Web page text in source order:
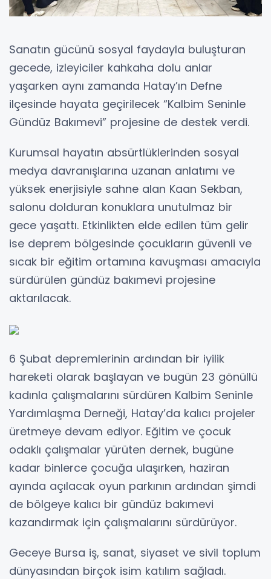
Sanatın gücünü sosyal faydayla buluşturan
gecede, izleyiciler kahkaha dolu anlar
yaşarken aynı zamanda Hatay’ın Defne
ilçesinde hayata geçirilecek “Kalbim Seninle
Gündüz Bakımevi” projesine de destek verdi.
Kurumsal hayatın absürtlüklerinden sosyal
medya davranışlarına uzanan anlatımı ve
yüksek enerjisiyle sahne alan Kaan Sekban,
salonu dolduran konuklara unutulmaz bir
gece yaşattı. Etkinlikten elde edilen tüm gelir
ise deprem bölgesinde çocukların güvenli ve
sıcak bir eğitim ortamına kavuşması amacıyla
sürdürülen gündüz bakımevi projesine
aktarılacak.
6 Şubat depremlerinin ardından bir iyilik
hareketi olarak başlayan ve bugün 23 gönüllü
kadınla çalışmalarını sürdüren Kalbim Seninle
Yardımlaşma Derneği, Hatay’da kalıcı projeler
üretmeye devam ediyor. Eğitim ve çocuk
odaklı çalışmalar yürüten dernek, bugüne
kadar binlerce çocuğa ulaşırken, haziran
ayında açılacak oyun parkının ardından şimdi
de bölgeye kalıcı bir gündüz bakımevi
kazandırmak için çalışmalarını sürdürüyor.
Geceye Bursa iş, sanat, siyaset ve sivil toplum
dünyasından birçok isim katılım sağladı.